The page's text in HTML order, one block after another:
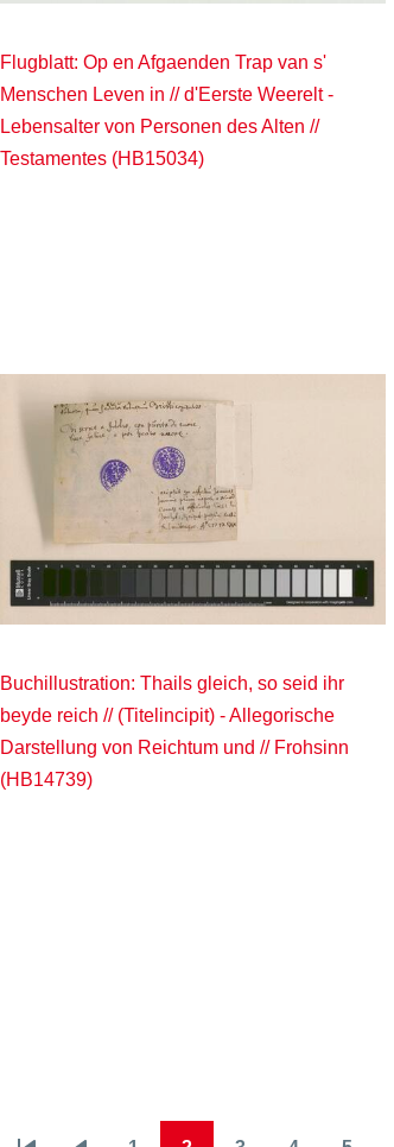
Flugblatt: Op en Afgaenden Trap van s'
Menschen Leven in // d'Eerste Weerelt -
Lebensalter von Personen des Alten //
Testamentes (HB15034)
Buchillustration: Thails gleich, so seid ihr
beyde reich // (Titelincipit) - Allegorische
Darstellung von Reichtum und // Frohsinn
(HB14739)